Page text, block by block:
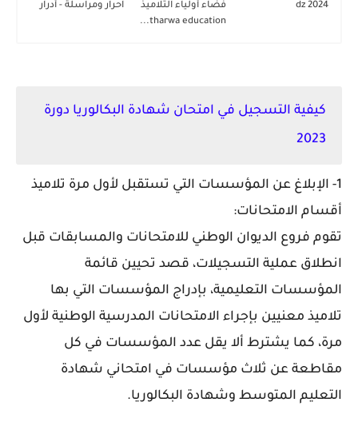
dz 2024
فضاء أولياء التلاميذ
tharwa education...
احرار ومراسلة - أدرار
كيفية التسجيل في امتحان شهادة البكالوريا دورة
2023
1- الإبلاغ عن المؤسسات التي تستقبل لأول مرة تلاميذ
أقسام الامتحانات:
تقوم فروع الديوان الوطني للامتحانات والمسابقات قبل
انطلاق عملية التسجيلات، قصد تحيين قائمة
المؤسسات التعليمية، بإدراج المؤسسات التي بها
تلاميذ معنيين بإجراء الامتحانات المدرسية الوطنية لأول
مرة، كما يشترط ألا يقل عدد المؤسسات في كل
مقاطعة عن ثلاث مؤسسات في امتحاني شهادة
التعليم المتوسط وشهادة البكالوريا.